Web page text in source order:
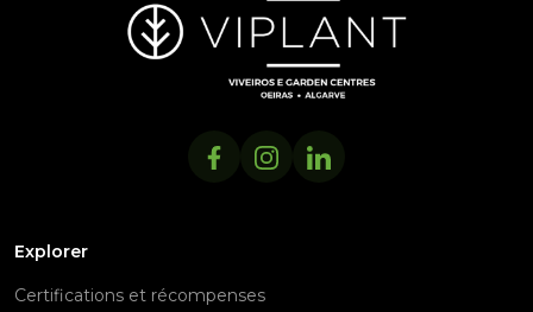
Explorer
Certifications et récompenses